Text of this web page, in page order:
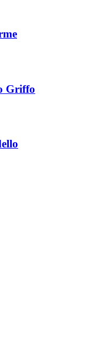
Griffo